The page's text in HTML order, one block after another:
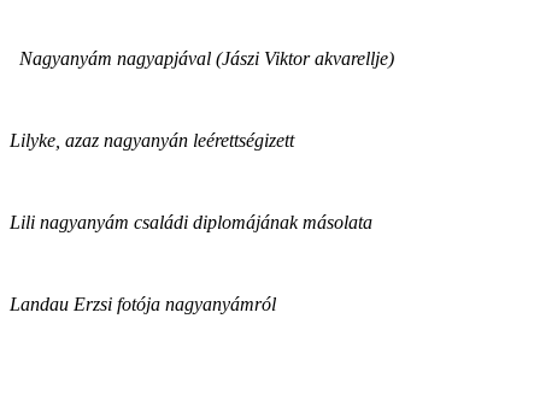
Nagyanyám nagyapjával (Jászi Viktor akvarellje)
Lilyke, azaz nagyanyán leérettségizett
Lili nagyanyám családi diplomájának másolata
Landau Erzsi fotója nagyanyámról